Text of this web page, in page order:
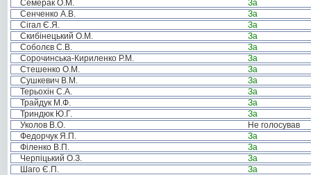
Семерак О.М.
За
Сенченко А.В.
За
Сігал Є.Я.
За
Скибінецький О.М.
За
Соболєв С.В.
За
Сорочинська-Кириленко Р.М.
За
Стешенко О.М.
За
Сушкевич В.М.
За
Терьохін С.А.
За
Трайдук М.Ф.
За
Триндюк Ю.Г.
За
Уколов В.О.
Не голосував
Федорчук Я.П.
За
Філенко В.П.
За
Черпіцький О.З.
За
Шаго Є.П.
За